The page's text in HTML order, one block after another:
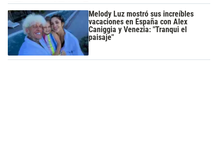
Melody Luz mostró sus increíbles
vacaciones en España con Alex
Caniggia y Venezia: "Tranqui el
paisaje"